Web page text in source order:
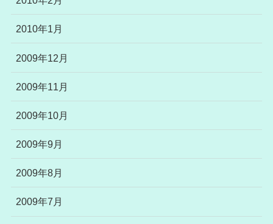
2010年1月
2009年12月
2009年11月
2009年10月
2009年9月
2009年8月
2009年7月